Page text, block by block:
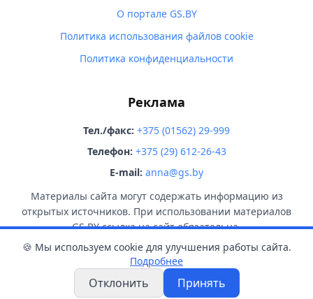
О портале GS.BY
Политика использования файлов cookie
Политика конфиденциальности
Реклама
Тел./факс: +375 (01562) 29-999
Телефон: +375 (29) 612-26-43
E-mail: anna@gs.by
Материалы сайта могут содержать информацию из
открытых источников. При использовании материалов
GS.BY ссылка на сайт обязательна.
© 2026 GS.BY. Все права защищены.
🍪 Мы используем cookie для улучшения работы сайта.
Подробнее
Отклонить Принять